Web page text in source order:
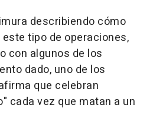
describiendo cómo
tipo de operaciones,
con algunos de los
dado, uno de los
que celebran
cada vez que matan a un